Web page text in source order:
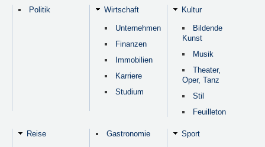
Politik Wirtschaft
Unternehmen
Finanzen
Immobilien
Karriere
Studium
Kultur
Bildende
Kunst
Musik
Theater,
Oper, Tanz
Stil
Feuilleton
Reise Gastronomie Sport